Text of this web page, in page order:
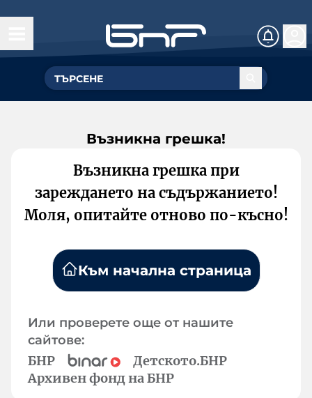
Възникна грешка!
Възникна грешка при
зареждането на съдържанието!
Моля, опитайте отново по-късно!
Към начална страница
Или проверете още от нашите
сайтове:
БНР
Детското.БНР
Архивен фонд на БНР